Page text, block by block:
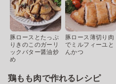
豚ロースとたっぷ
りきのこのガーリ
ックバター醤油炒
め
豚ロース薄切り肉
でミルフィーユと
んかつ
鶏もも肉で作れるレシピ